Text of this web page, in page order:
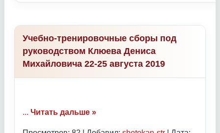
Учебно-тренировочные сборы под
руководством Клюева Дениса
Михайловича 22-25 августа 2019
... Читать дальше »